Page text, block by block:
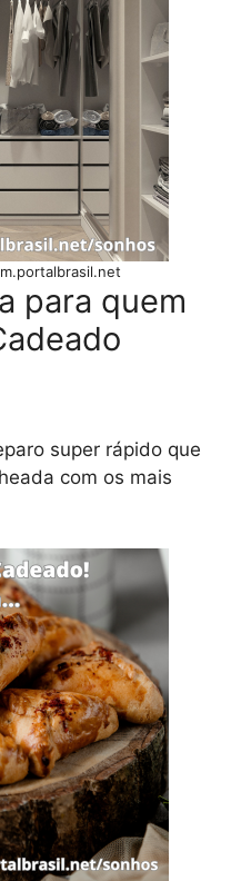
para quem
super rápido que
com os mais